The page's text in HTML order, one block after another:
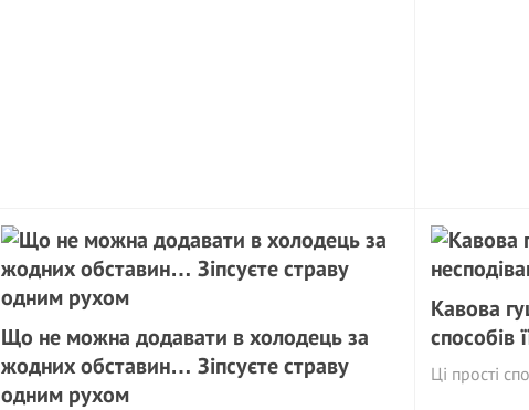
Що не можна додавати в холодець за
жодних обставин… Зіпсуєте страву
одним рухом
Кавова
способів
Ці прості